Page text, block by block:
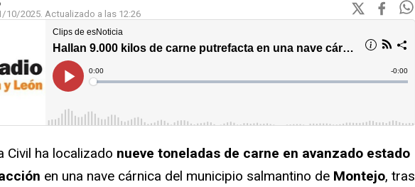
10/2025. Actualizado a las 12:26
Civil ha localizado nueve toneladas de carne en avanzado estado
en una nave cárnica del municipio salmantino de Montejo, tras